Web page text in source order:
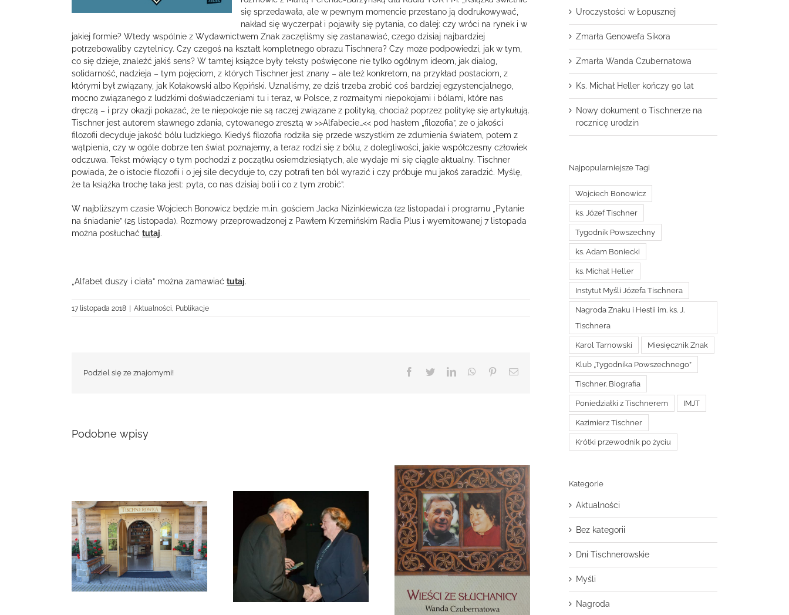
się sprzedawała, ale w pewnym momencie przestano ją dodrukowywać,
nakład się wyczerpał i pojawiły się pytania, co dalej: czy wróci na rynek i w
jakiej formie? Wtedy wspólnie z Wydawnictwem Znak zaczęliśmy się zastanawiać, czego dzisiaj najbardziej
potrzebowaliby czytelnicy. Czy czegoś na kształt kompletnego obrazu Tischnera? Czy może podpowiedzi, jak w tym,
co się dzieje, znaleźć jakiś sens? W tamtej książce były teksty poświęcone nie tylko ogólnym ideom, jak dialog,
solidarność, nadzieja – tym pojęciom, z których Tischner jest znany – ale też konkretom, na przykład postaciom, z
którymi był związany, jak Kołakowski albo Kępiński. Uznaliśmy, że dziś trzeba zrobić coś bardziej egzystencjalnego,
mocno związanego z ludzkimi doświadczeniami tu i teraz, w Polsce, z rozmaitymi niepokojami i bólami, które nas
dręczą – i przy okazji pokazać, że te niepokoje nie są raczej związane z polityką, chociaż poprzez politykę się artykułują.
Tischner jest autorem sławnego zdania, cytowanego zresztą w >>Alfabecie…<< pod hasłem „filozofia”, że o jakości
filozofii decyduje jakość bólu ludzkiego. Kiedyś filozofia rodziła się przede wszystkim ze zdumienia światem, potem z
wątpienia, czy w ogóle dobrze ten świat poznajemy, a teraz rodzi się z bólu, z dolegliwości, jakie współczesny człowiek
odczuwa. Tekst mówiący o tym pochodzi z początku osiemdziesiątych, ale wydaje mi się ciągle aktualny. Tischner
powiada, że o istocie filozofii i o jej sile decyduje to, czy potrafi ten ból wyrazić i czy próbuje mu jakoś zaradzić. Myślę,
że ta książka trochę taka jest: pyta, co nas dzisiaj boli i co z tym zrobić”.
W najbliższym czasie Wojciech Bonowicz będzie m.in. gościem Jacka Nizinkiewicza (22 listopada) i programu „Pytanie
na śniadanie” (25 listopada). Rozmowy przeprowadzonej z Pawłem Krzemińskim Radia Plus i wyemitowanej 7 listopada
można posłuchać tutaj.
„Alfabet duszy i ciała” można zamawiać tutaj.
17 listopada 2018 Aktualności, Publikacje
Podziel się ze znajomymi! Facebook
TwitterLinkedInWhatsApp
PinterestEmail
Podobne wpisy
Zmarła Genowefa Sikora Zmarła Wanda Czubernatowa
Uroczystości w Łopusznej
Zmarła Genowefa Sikora
Zmarła Wanda Czubernatowa
Ks. Michał Heller kończy 90 lat
Nowy dokument o Tischnerze na
rocznicę urodzin
Najpopularniejsze Tagi
Wojciech Bonowicz
ks. Józef Tischner
Tygodnik Powszechny
ks. Adam Boniecki
ks. Michał Heller
Instytut Myśli Józefa Tischnera
Nagroda Znaku i Hestii im. ks. J.
Tischnera
Karol Tarnowski Miesięcznik Znak
Klub „Tygodnika Powszechnego”
Tischner. Biografia
Poniedziałki z Tischnerem IMJT
Kazimierz Tischner
Krótki przewodnik po życiu
Kategorie
Aktualności
Bez kategorii
Dni Tischnerowskie
Myśli
Nagroda